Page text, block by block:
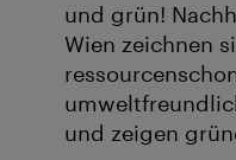
und grün!
Wien zeichnen
und zeigen